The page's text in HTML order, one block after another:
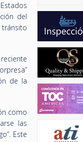
del
tránsito
de la
como
las
Este